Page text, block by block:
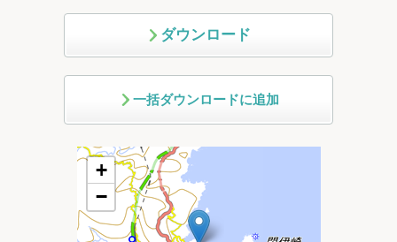
ダウンロード
一括ダウンロードに追加
+
−